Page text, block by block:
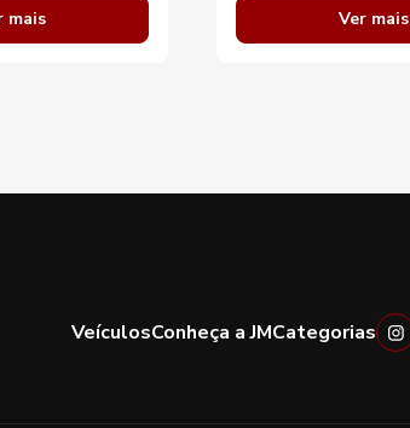
mais Ver mais
VeículosConheça a JMCategorias